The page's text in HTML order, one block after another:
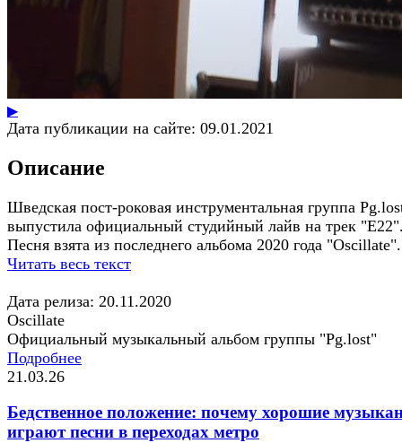
▶
Дата публикации на сайте: 09.01.2021
Описание
Шведская пост-роковая инструментальная группа
выпустила официальный студийный лайв на трек
Песня взята из последнего альбома 2020 года "Oscillate".
Читать весь текст
Дата релиза: 20.11.2020
Oscillate
Официальный музыкальный альбом группы "Pg.lost"
Подробнее
21.03.26
Бедственное положение: почему хорошие
играют песни в переходах метро